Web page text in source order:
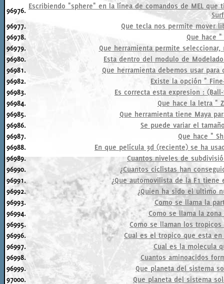
96976. Escribiendo "sphere" en la línea de comandos de MEL
96977.
Que tecla nos permite mover
96978.
Que hace
96979.
Que herramienta permite
96980.
Esta dentro del modulo de
96981.
Que herramienta debemos usar
96982.
Existe la opción "
96983.
Es correcta esta expresion :
96984.
Que hace la letra "
96985.
Que herramienta tiene Maya
96986.
Se puede variar el
96987.
Que hace "
96988.
En que película 3d (reciente) se ha
96989.
Cuantos niveles de
96990.
¿Cuantos ciclistas han
96991.
¿Que automovilista de la F1 tiene
96992.
¿Quien ha sido el ultimo
96993.
Como se llama la
96994.
Como se llama la
96995.
Como se llaman los
96996.
Cual es el tropico que esta
96997.
Cual es la molecula
96998.
Cuantos aminoacidos
96999.
Que planeta del sistema
97000.
Que planeta del sistema